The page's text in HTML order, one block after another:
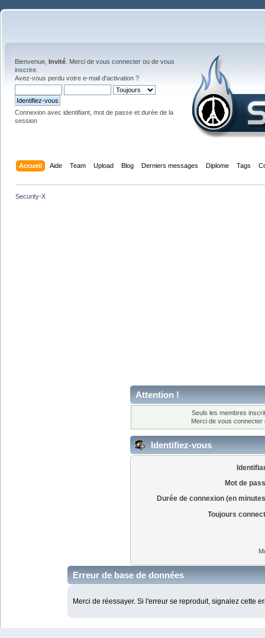
Bienvenue, Invité . Merci de vous connecter ou de vous
inscrire
Avez-vous perdu votre e-mail d'activation ?
Connexion avec identifiant, mot de passe et durée de la
session
Accueil Aide Team Upload Blog Derniers messages Diplome Tags
Security-X
Attention !
Seuls les membres
Merci de vous
Identifiez-vous
Mot de
Durée de connexion (en
Toujours
Erreur de base de données
Merci de réessayer. Si l'erreur se reproduit, signalez cette